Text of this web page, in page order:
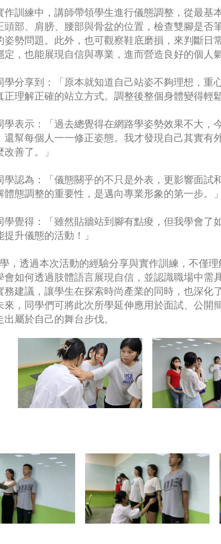
訓練中，講師帶領學生進行儀態調整，從最基
頭部、肩膀、腰部與骨盆的位置，檢查雙腳是否
姿勢問題。此外，也可觀察鞋底磨損，來判斷日
，也能展現自信與專業，進而營造良好的個人氣
學分享到：「原本就知道自己站姿不夠理想，重
正理解正確的站立方式。調整後整個身體變得輕
學表示：「過去總覺得在網路學姿勢效果不大，
還幫每個人一一修正姿態。我才發現自己其實有
善了。」
學認為：「儀態關乎的不只是外表，更影響面試
體態調整的重要性，是邁向專業形象的第一步。」
學覺得：「雖然貼牆站到腳有點痠，但我學會了
升儀態的活動！」
，透過本次活動的經驗分享與實作訓練，不僅
會如何透過肢體語言展現自信，並認識職場中需
務建議，讓學生在探索時尚產業的同時，也深化
來，同學們可將此次所學延伸應用於面試、公開
屬於自己的舞台步伐。